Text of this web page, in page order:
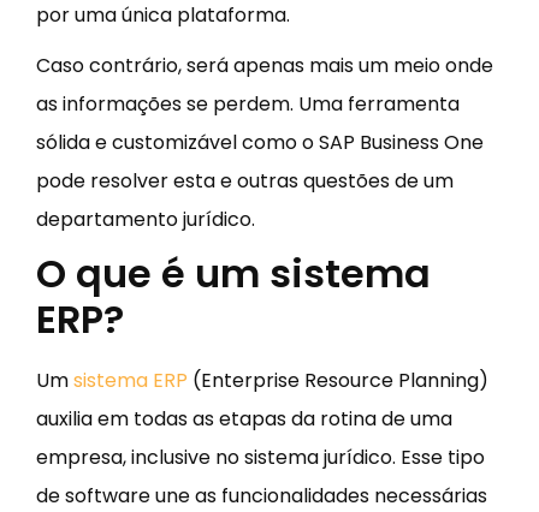
por uma única plataforma.
Caso contrário, será apenas mais um meio onde
as informações se perdem. Uma ferramenta
sólida e customizável como o SAP Business One
pode resolver esta e outras questões de um
departamento jurídico.
O que é um sistema
ERP?
Umsistema ERP (Enterprise Resource Planning)
auxilia em todas as etapas da rotina de uma
empresa, inclusive no sistema jurídico. Esse tipo
de software une as funcionalidades necessárias